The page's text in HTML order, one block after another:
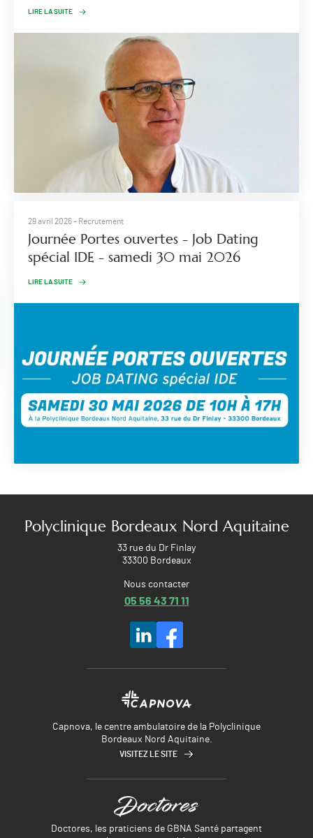
LIRE LA SUITE
29 avril 2026- Recrutement
Journée Portes ouvertes - Job Dating
spécial IDE - samedi 30 mai 2026
LIRE LA SUITE
Polyclinique Bordeaux Nord Aquitaine
33 rue du Dr Finlay
33300 Bordeaux
Nous contacter
05 56 43 71 11
Capnova, le centre ambulatoire de la Polyclinique
Bordeaux Nord Aquitaine.
VISITEZ LE SITE
Doctores, les praticiens de GBNA Santé partagent